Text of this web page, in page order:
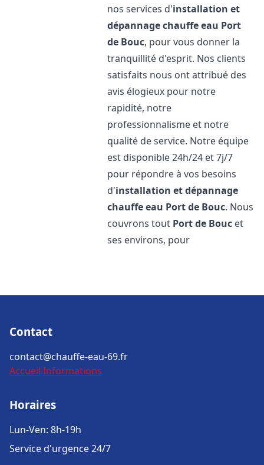
nos services d'installation et
dépannage chauffe eau Port
de Bouc, pour vous donner la
tranquillité d'esprit. Nos clients
satisfaits nous ont attribué des
avis élogieux pour notre
rapidité, notre
professionnalisme et notre
qualité de service. Notre équipe
est disponible 24h/24 et 7j/7
pour répondre à vos besoins
d'installation et dépannage
chauffe eau Port de Bouc. Nous
couvrons tout Port de Bouc et
ses environs, pour
Contact
contact@chauffe-eau-69.fr
Accueil Informations
Horaires
Lun-Ven: 8h-19h
Service d'urgence 24/7